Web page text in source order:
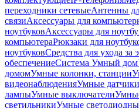
переходники сетевыеАнтенны
связиАксессуары для
ноутбуковАксессуары для
компьютераРюкзаки для
ноутбуковСредства для ухода за
обеспечениеСистема Умный дом
домомУмные колонки, станции
видеонаблюденияУмные
лампыУмные выключатели
светильникиУмные